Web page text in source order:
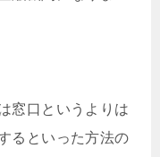
窓口というよりは
るといった方法の